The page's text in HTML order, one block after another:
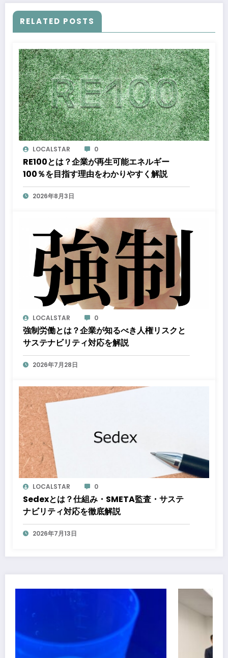
RELATED POSTS
LOCALSTAR 0
RE100とは？企業が再生可能エネルギー
100％を目指す理由をわかりやすく解説
2026年8月3日
LOCALSTAR 0
強制労働とは？企業が知るべき人権リスクと
サステナビリティ対応を解説
2026年7月28日
LOCALSTAR 0
Sedexとは？仕組み・SMETA監査・サステ
ナビリティ対応を徹底解説
2026年7月13日